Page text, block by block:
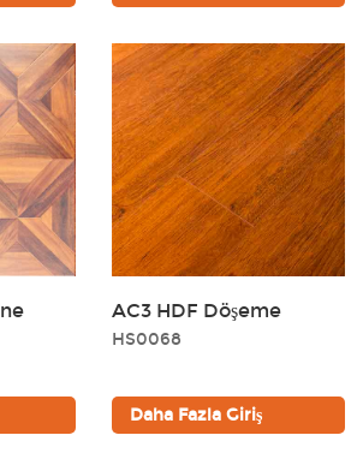
AC3 HDF Döşeme
HS0068
Daha Fazla Giriş